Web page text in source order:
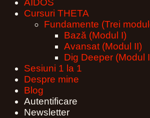
AIDŌS
Cursuri THETA
Fundamente (Trei
Bază (Modul I)
Avansat (Modul II)
Dig Deeper (Modul
Sesiuni 1 la 1
Despre mine
Blog
Autentificare
Newsletter